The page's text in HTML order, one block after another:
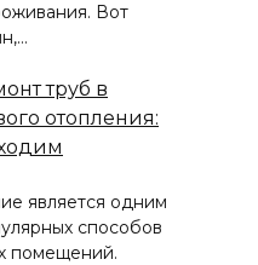
Вот
труб в
отопления:
является одним
способов
помещений.